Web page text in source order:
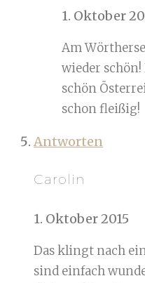
1. Oktober
Am
wieder
schön
schon fleißig!
Antworten
Carolin
1. Oktober 2015
Das klingt nach
sind einfach